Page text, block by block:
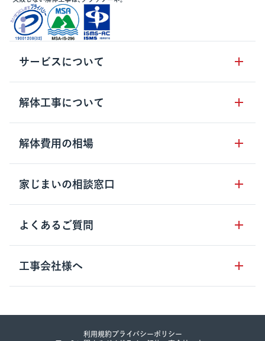
サービスについて
サービスの流れ
サービスのメリット
クラッソーネの自治体連携
お客さまの声
空き家の処分を検討のお客様へ
大型物件解体をご検討のお客様へ
解体工事について
解体工事の基礎知識
解体工事に関わる法律
用語集
解体費用の相場
木造住宅の相場
鉄骨造住宅の相場
RC造住宅の相場
家じまいの相談窓口
家じまいの相談窓口
よくあるご質問
クラッソーネの利用方法
工事の進め方
解体建物・廃棄物・素材
工事会社様へ
利用規約プライバシーポリシー